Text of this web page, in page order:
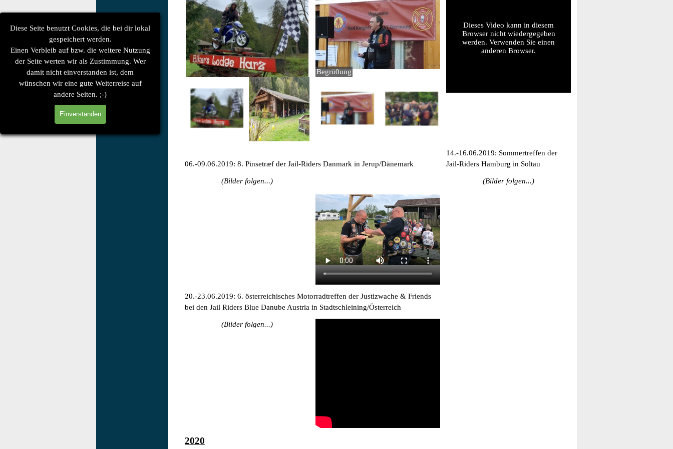
Diese Seite benutzt Cookies, die bei dir lokal
gespeichert werden.
Einen Verbleib auf bzw. die weitere Nutzung
der Seite werten wir als Zustimmung. Wer
damit nicht einverstanden ist, dem
wünschen wir eine gute Weiterreise auf
andere Seiten. ;-)
Einverstanden
< 1/2 > < 1/2 >
Begrü0ung
Dieses Video kann in diesem
Browser nicht wiedergegeben
werden. Verwenden Sie einen
anderen Browser.
06.-09.06.2019: 8. Pinsetræf der Jail-Riders Danmark in Jerup/Dänemark
(Bilder folgen...)
14.-16.06.2019: Sommertreffen der
Jail-Riders Hamburg in Soltau
(Bilder folgen...)
20.-23.06.2019: 6. österreichisches Motorradtreffen der Justizwache & Friends
bei den Jail Riders Blue Danube Austria in Stadtschleining/Österreich
(Bilder folgen...)
2020